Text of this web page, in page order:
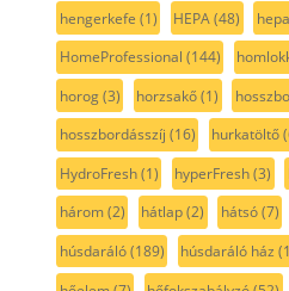
hengerkefe (1) HEPA(48)
HomeProfessional (144)
horog(3) horzsakő(1)
hosszbordásszíj (16) hurkatöltő
HydroFresh(1) hyperFresh(3)
három(2) hátlap(2) hátsó(7)
húsdaráló(189) húsdaráló ház